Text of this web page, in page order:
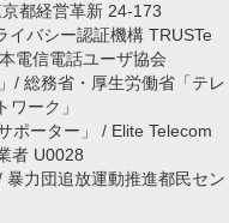
都経営革新 24-173
イバシー認証機構 TRUSTe
電信電話ユーザ協会
/ 総務省・厚生労働省「テレ
ワーク」
ポーター」 / Elite Telecom
者 U0028
力団追放運動推進都民セン